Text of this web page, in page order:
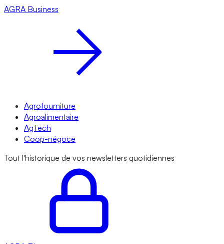
AGRA Business
Agrofourniture
Agroalimentaire
AgTech
Coop-négoce
Tout l'historique de vos newsletters quotidiennes